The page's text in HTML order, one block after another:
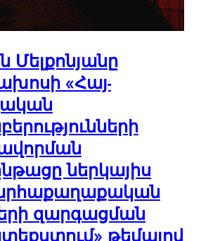
Մելքոնյանը
«Հայ-
ներկայիս
զարգացման
թեմայով